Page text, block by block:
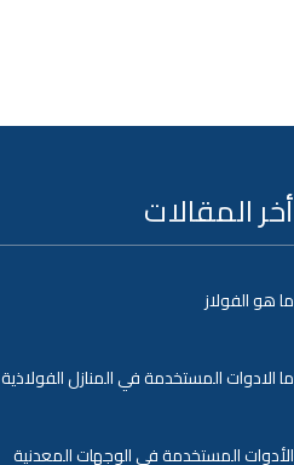
أخر المقالات
ما هو الفولاز
ما الادوات المستخدمة في المنازل الفولاذية
الأدوات المستخدمة في الوجهات المعدنية